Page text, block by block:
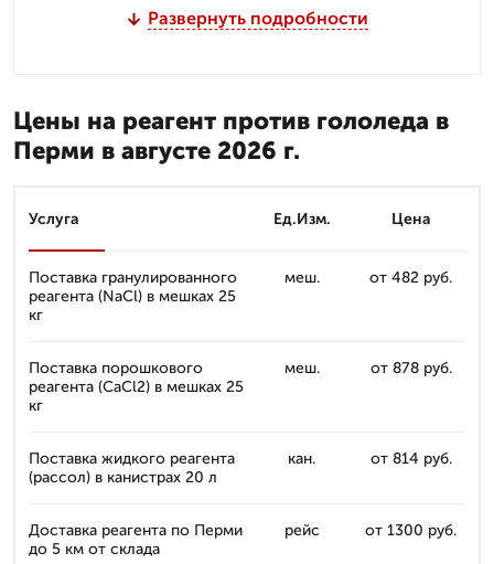
Развернуть подробности
Цены на реагент против гололеда в
Перми в августе 2026 г.
Услуга Ед.Изм. Цена
Поставка гранулированного
реагента (NaCl) в мешках 25
кг
меш. от 482 руб.
Поставка порошкового
реагента (CaCl2) в мешках 25
кг
меш. от 878 руб.
Поставка жидкого реагента
(рассол) в канистрах 20 л
кан. от 814 руб.
Доставка реагента по Перми
до 5 км от склада
рейс от 1300 руб.